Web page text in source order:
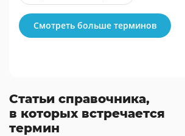
Смотреть больше терминов
Статьи справочника,
в которых встречается
термин